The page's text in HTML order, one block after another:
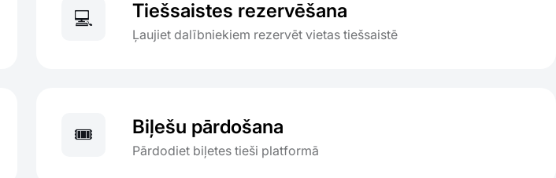
💻 Tiešsaistes rezervēšana
Ļaujiet dalībniekiem rezervēt vietas tiešsaistē
🎟️ Biļešu pārdošana
Pārdodiet biļetes tieši platformā